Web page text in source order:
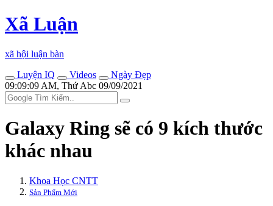
Xã Luận
xã hội luận bàn
Luyện IQ
Videos
Ngày Đẹp
09:09:09 AM, Thứ Abc 09/09/2021
Galaxy Ring sẽ có 9 kích thước
khác nhau
Khoa Học CNTT
Sản Phẩm Mới